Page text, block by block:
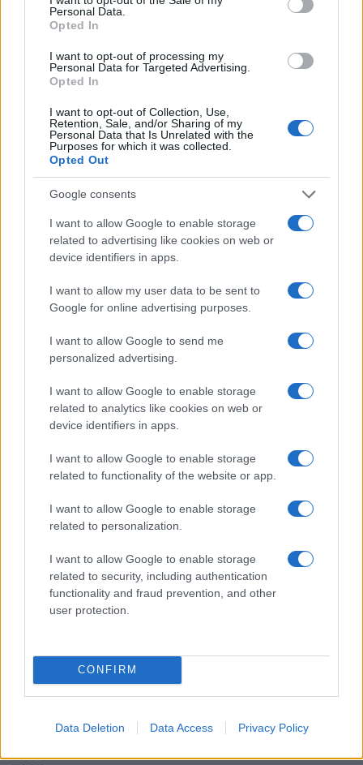
Personal Data.
Opted In
I want to opt-out of processing my
Personal Data for Targeted Advertising.
Opted In
I want to opt-out of Collection, Use,
Retention, Sale, and/or Sharing of my
Personal Data that Is Unrelated with the
Purposes for which it was collected.
Opted Out
Google consents
I want to allow Google to enable storage
related to advertising like cookies on web or
device identifiers in apps.
I want to allow my user data to be sent to
Google for online advertising purposes.
I want to allow Google to send me
personalized advertising.
I want to allow Google to enable storage
related to analytics like cookies on web or
device identifiers in apps.
I want to allow Google to enable storage
related to functionality of the website or app.
I want to allow Google to enable storage
related to personalization.
I want to allow Google to enable storage
related to security, including authentication
functionality and fraud prevention, and other
user protection.
CONFIRM
Data Deletion Data Access Privacy Policy
απαραίτητα ξεχωριστά έγγραφα για κάθε βαθμίδα
εκπαίδευσης αλλά και για κάθε ειδικότητα!
Μέσα στις επόμενες ημέρες αναμένεται να ανακοινωθεί
από την Ανεξάρτητη Αρχή αρχή και και ο ακριβής
Παγίδες στο Market Pass: Ποιοί θα το πάρουν
«κουρεμένο» και με καθυστέρηση
Tελευταίες Ειδήσειςγια την Παιδεία και την εργασία